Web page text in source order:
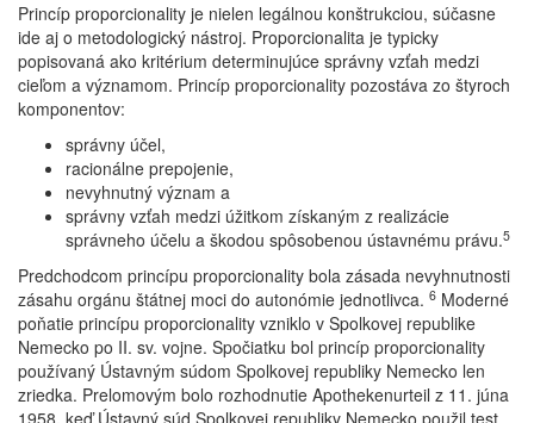
Princíp proporcionality je nielen legálnou konštrukciou, súčasne
ide aj o metodologický nástroj. Proporcionalita je typicky
popisovaná ako kritérium determinujúce správny vzťah medzi
cieľom a významom. Princíp proporcionality pozostáva zo štyroch
komponentov:
správny účel,
racionálne prepojenie,
nevyhnutný význam a
správny vzťah medzi úžitkom získaným z realizácie
správneho účelu a škodou spôsobenou ústavnému právu.5
Predchodcom princípu proporcionality bola zásada nevyhnutnosti
zásahu orgánu štátnej moci do autonómie jednotlivca. 6 Moderné
poňatie princípu proporcionality vzniklo v Spolkovej republike
Nemecko po II. sv. vojne. Spočiatku bol princíp proporcionality
používaný Ústavným súdom Spolkovej republiky Nemecko len
zriedka. Prelomovým bolo rozhodnutie Apothekenurteil z 11. júna
1958, keď Ústavný súd Spolkovej republiky Nemecko použil test